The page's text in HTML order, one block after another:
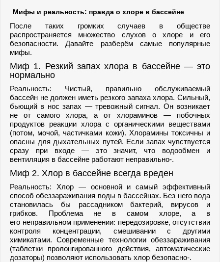
Мифы и реальность: правда о хлоре в бассейне
После таких громких случаев в обществе
распространяется множество слухов о хлоре и его
безопасности. Давайте разберём самые популярные
мифы.
Миф 1. Резкий запах хлора в бассейне — это
нормально
Реальность: Чистый, правильно обслуживаемый
бассейн не должен иметь резкого запаха хлора. Сильный,
бьющий в нос запах — тревожный сигнал. Он возникает
не от самого хлора, а от хлораминов — побочных
продуктов реакции хлора с органическими веществами
(потом, мочой, частичками кожи). Хлорамины токсичны и
опасны для дыхательных путей. Если запах чувствуется
сразу при входе — это значит, что водообмен и
вентиляция в бассейне работают неправильно-.
Миф 2. Хлор в бассейне всегда вреден
Реальность: Хлор — основной и самый эффективный
способ обеззараживания воды в бассейнах. Без него вода
становилась бы рассадником бактерий, вирусов и
грибков. Проблема не в самом хлоре, а в
его неправильном применении: передозировке, отсутствии
контроля концентрации, смешивании с другими
химикатами. Современные технологии обеззараживания
(таблетки пролонгированного действия, автоматические
дозаторы) позволяют использовать хлор безопасно-.